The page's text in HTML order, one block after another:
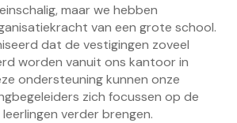
maar we hebben
van een grote school.
dat de vestigingen zoveel
worden vanuit ons kantoor in
ondersteuning kunnen onze
zich focussen op de
verder brengen.